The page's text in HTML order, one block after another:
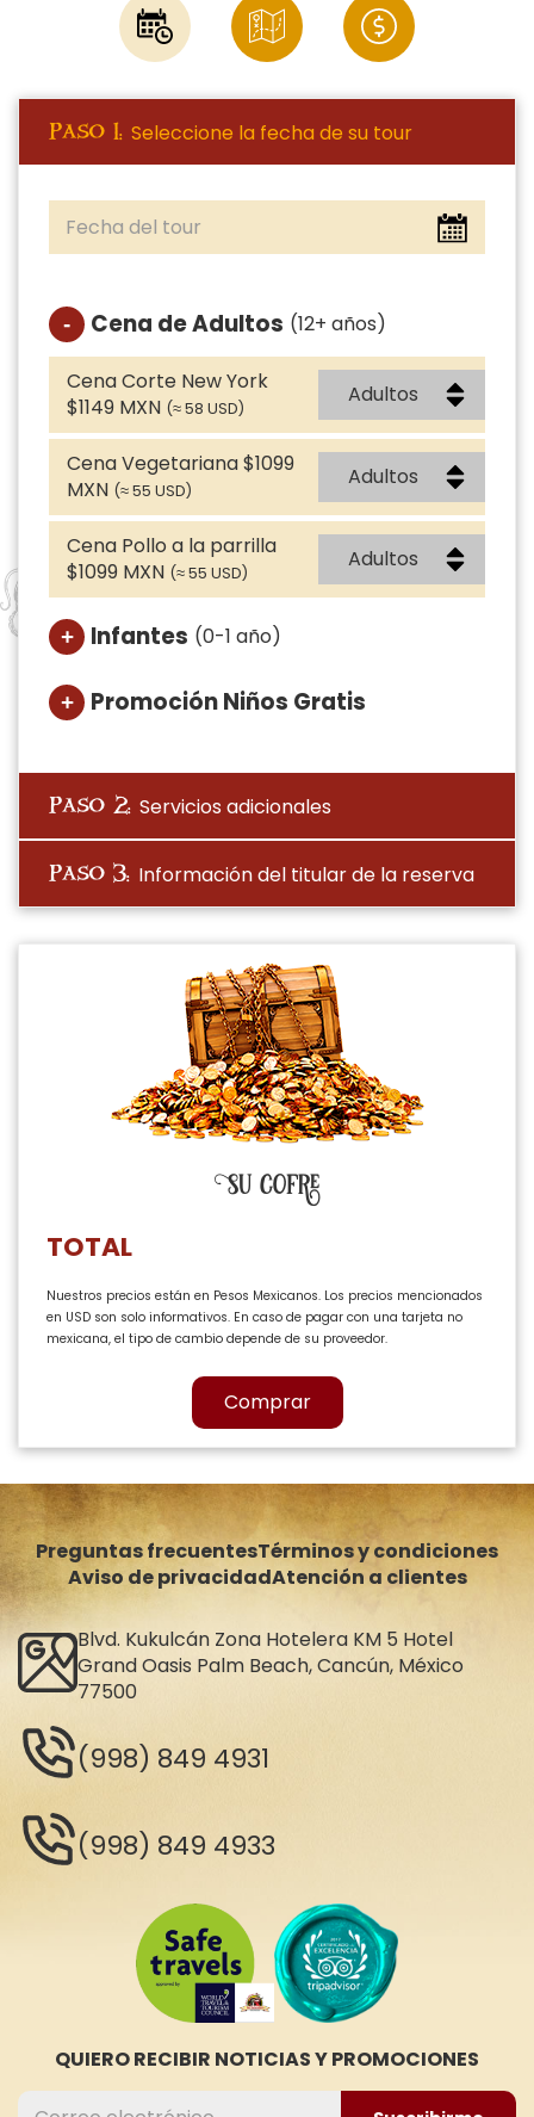
Paso 1: Seleccione la fecha de su tour
Cena de Adultos (12+ años)
Cena Corte New York
$1149 MXN (≈ 58 USD)
Cena Vegetariana $1099
MXN (≈ 55 USD)
Cena Pollo a la parrilla
$1099 MXN (≈ 55 USD)
Infantes (0-1 año)
Promoción Niños Gratis
Paso 2: Servicios adicionales
Paso 3: Información del titular de la reserva
Su cofre
TOTAL
Nuestros precios están en Pesos Mexicanos. Los precios mencionados
en USD son solo informativos. En caso de pagar con una tarjeta no
mexicana, el tipo de cambio depende de su proveedor.
Comprar
Preguntas frecuentesTérminos y condiciones
Aviso de privacidadAtención a clientes
Blvd. Kukulcán Zona Hotelera KM 5 Hotel
Grand Oasis Palm Beach, Cancún, México
77500
(998) 849 4931
(998) 849 4933
QUIERO RECIBIR NOTICIAS Y PROMOCIONES